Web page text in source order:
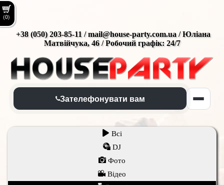
(0)
+38 (050) 203-85-11 / mail@house-party.com.ua / Юліана
Матвійчука, 46 / Робочий графік: 24/7
Зателефонувати вам
Всі
DJ
Фото
Відео